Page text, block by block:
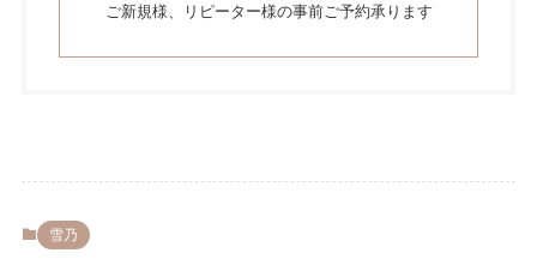
ご新規様、リピーター様の事前ご予約承ります
雪乃